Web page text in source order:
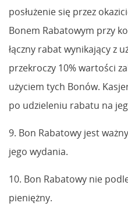
posłużenie się przez
Bonem Rabatowym przy
łączny rabat wynikający z
przekroczy 10% wartości
użyciem tych Bonów.
po udzieleniu rabatu na
9. Bon Rabatowy jest
jego wydania.
10. Bon Rabatowy nie
pieniężny.